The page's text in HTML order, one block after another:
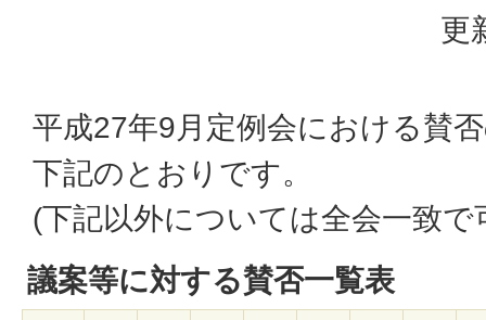
更
平成27年9月定例会における賛
下記のとおりです。
(下記以外については全会一致
議案等に対する賛否一覧表